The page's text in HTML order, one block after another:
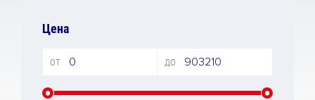
Цена
от до